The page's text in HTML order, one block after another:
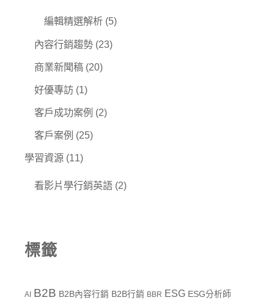
編輯精選解析 (5)
內容行銷趨勢 (23)
商業新聞稿 (20)
好優專訪 (1)
客戶成功案例 (2)
客戶案例 (25)
學習資源 (11)
看影片學行銷英語 (2)
標籤
AI B2B B2B內容行銷 B2B行銷 BBR ESG ESG分析師